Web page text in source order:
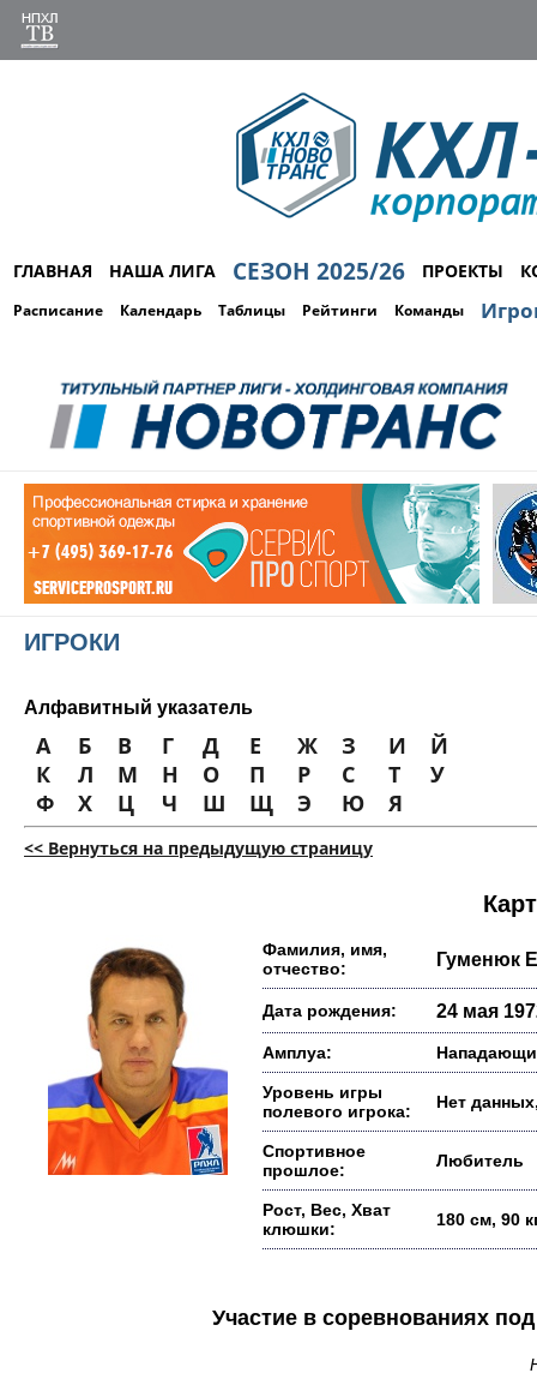
ГЛАВНАЯ НАША ЛИГА СЕЗОН 2025/26 ПРОЕКТЫ
Расписание Календарь Таблицы Рейтинги Команды
ИГРОКИ
Алфавитный указатель
А Б В Г Д Е Ж З И
Й
К
Л М Н О П Р С Т
У
Ф
Х Ц Ч Ш Щ Э Ю Я
<< Вернуться на предыдущую страницу
Фамилия, имя,
отчество:
Гуменюк
Дата рождения: 24 мая
Амплуа:
Уровень игры
полевого игрока:
Нет
Спортивное
прошлое:
Любитель
Рост, Вес, Хват
клюшки:
180 см, 90
Участие в соревнованиях